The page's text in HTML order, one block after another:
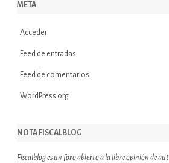
META
Acceder
Feed de entradas
Feed de comentarios
WordPress.org
NOTA FISCALBLOG
Fiscalblog es un foro abierto a la libre opinión de